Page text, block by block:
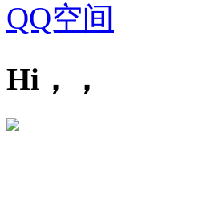
QQ空间
Hi，，